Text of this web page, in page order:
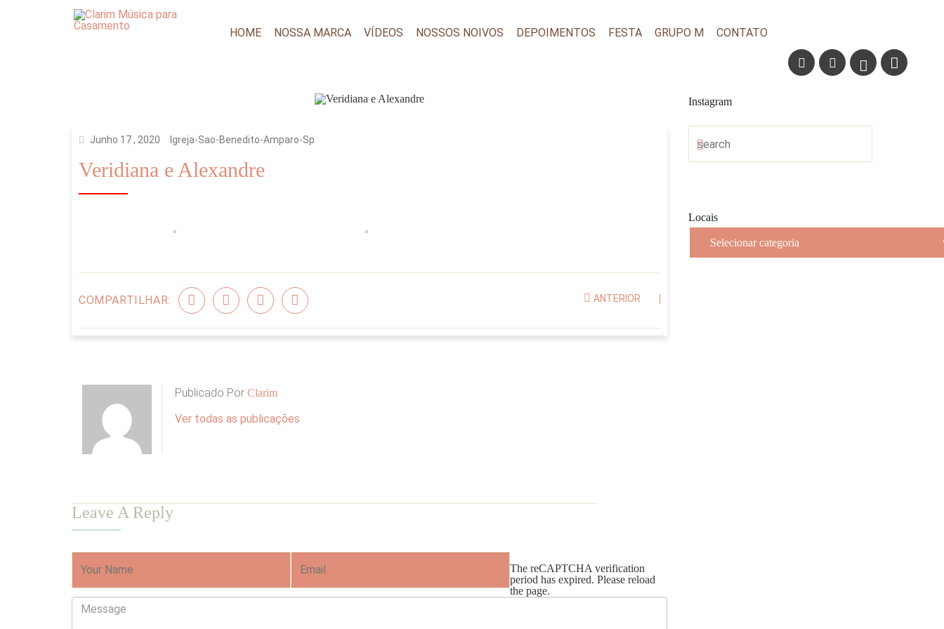
HOME NOSSA MARCA VÍDEOS NOSSOS NOIVOS DEPOIMENTOS FESTA GRUPO M CONTATO
Junho 17 , 2020 Igreja-Sao-Benedito-Amparo-Sp
Veridiana e Alexandre
COMPARTILHAR: ANTERIOR
Publicado Por Clarim
Ver todas as publicações
Leave A Reply
The reCAPTCHA verification
period has expired. Please reload
the page.
Instagram
Locais
Locais